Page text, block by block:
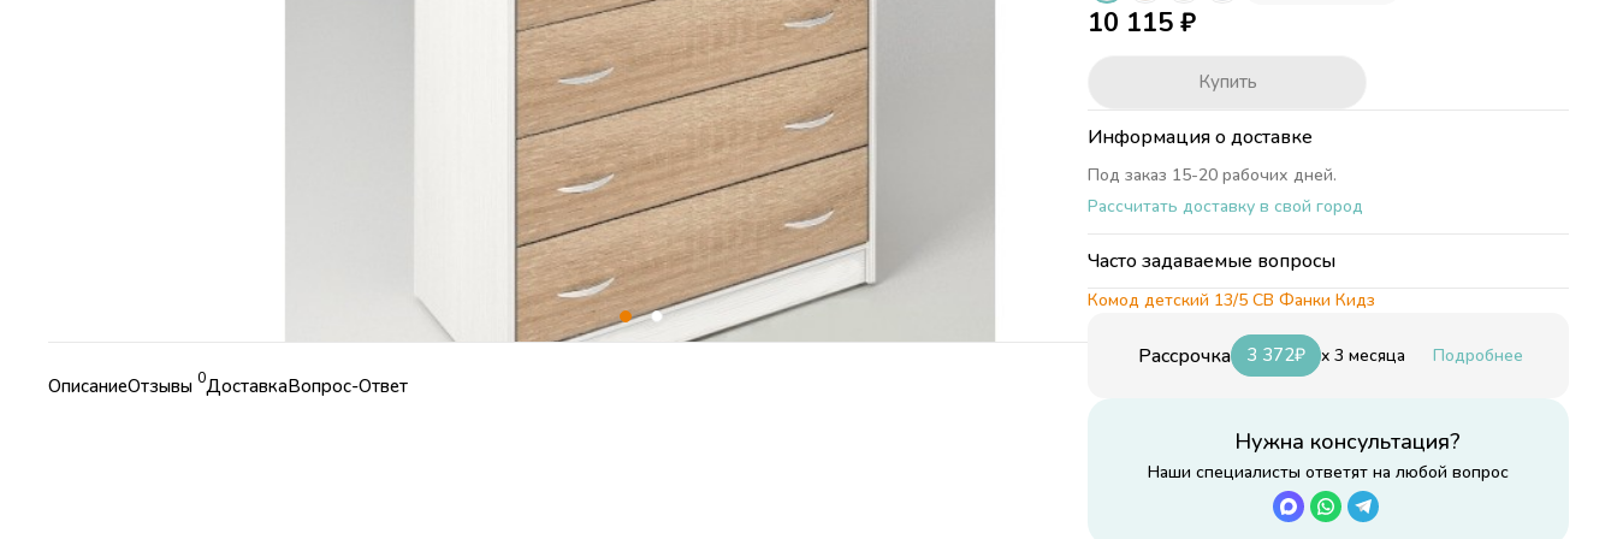
ОписаниеОтзывы 0ДоставкаВопрос-Ответ
10 115 ₽
Купить
Информация о доставке
Под заказ 15-20 рабочих дней.
Рассчитать доставку в свой город
Часто задаваемые вопросы
Комод детский 13/5 СВ Фанки Кидз
Рассрочка 3 372₽ x 3 месяца Подробнее
Нужна консультация?
Наши специалисты ответят на любой вопрос